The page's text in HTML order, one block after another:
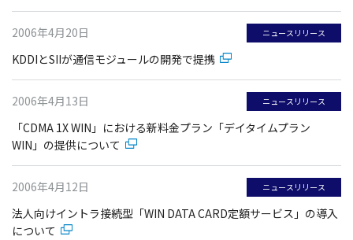
2006年4月20日 ニュースリリース
KDDIとSIIが通信モジュールの開発で提携
2006年4月13日 ニュースリリース
「CDMA 1X WIN」における新料金プラン「デイタイムプラン
WIN」の提供について
2006年4月12日 ニュースリリース
法人向けイントラ接続型「WIN DATA CARD定額サービス」の導入
について